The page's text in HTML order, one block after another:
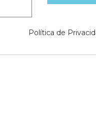
Política de